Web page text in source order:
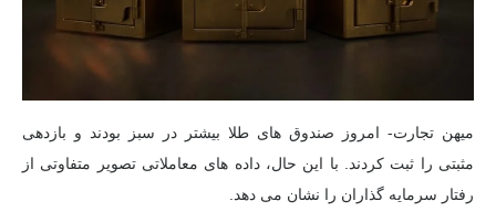
میهن تجارت- امروز صندوق های طلا بیشتر در سبز بودند و بازدهی
مثبتی را ثبت کردند. با این حال، داده های معاملاتی تصویر متفاوتی از
رفتار سرمایه گذاران را نشان می دهد.